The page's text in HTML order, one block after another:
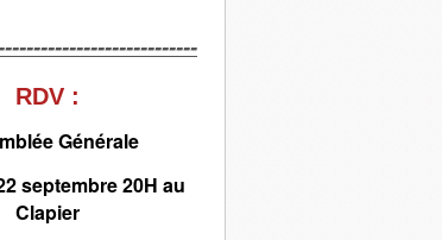
RDV :
Générale
septembre 20H au
Clapier